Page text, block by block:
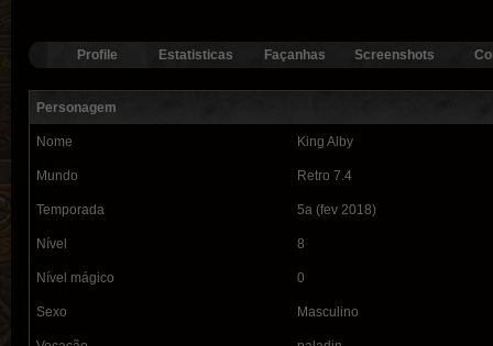
Profile Estatisticas Façanhas Screenshots
Personagem
Nome King Alby
Mundo Retro 7.4
Temporada 5a (fev 2018)
Nível 8
Nível mágico 0
Sexo Masculino